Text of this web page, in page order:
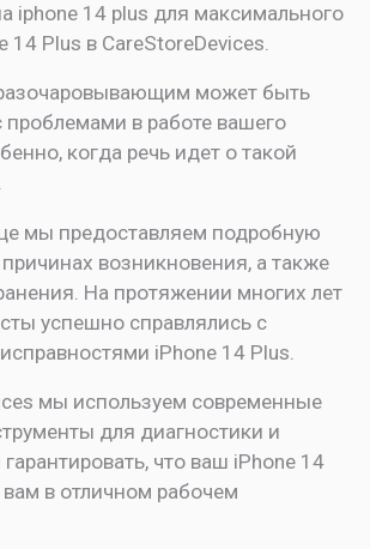
iphone 14 plus для максимального
14 Plus в CareStoreDevices.
может быть
проблемами в работе вашего
когда речь идет о такой
мы предоставляем подробную
возникновения, а также
На протяжении многих лет
успешно справлялись с
iPhone 14 Plus.
мы используем современные
для диагностики и
что ваш iPhone 14
вам в отличном рабочем